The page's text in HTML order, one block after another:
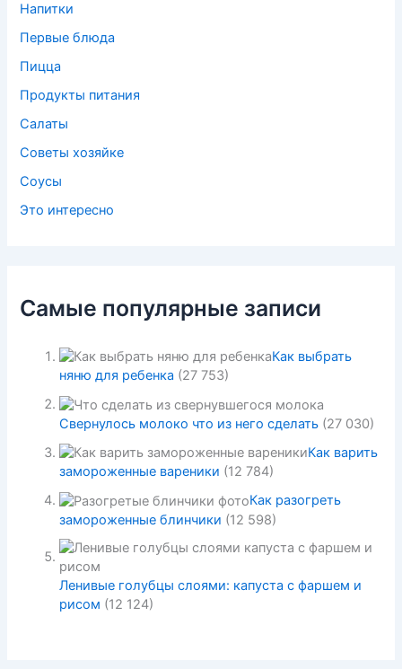
Напитки
Первые блюда
Пицца
Продукты питания
Салаты
Советы хозяйке
Соусы
Это интересно
Самые популярные записи
Как выбрать
няню для ребенка (27 753)
Свернулось молоко что из него сделать (27 030)
Как варить
замороженные вареники (12 784)
Как разогреть
замороженные блинчики (12 598)
Ленивые голубцы слоями: капуста с фаршем и
рисом (12 124)